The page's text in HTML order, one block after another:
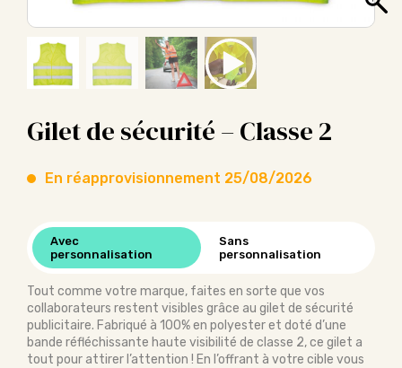
Gilet de sécurité – Classe 2
En réapprovisionnement 25/08/2026
Avec
personnalisation
Sans
personnalisation
Tout comme votre marque, faites en sorte que vos
collaborateurs restent visibles grâce au gilet de sécurité
publicitaire. Fabriqué à 100% en polyester et doté d’une
bande réfléchissante haute visibilité de classe 2, ce gilet a
tout pour attirer l’attention ! En l’offrant à votre cible vous